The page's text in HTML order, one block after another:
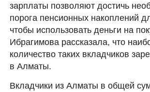
зарплаты позволяют достичь
порога пенсионных накоплений
чтобы использовать деньги на
Ибрагимова рассказала, что
количество таких вкладчиков
в Алматы.
Вкладчики из Алматы в общей